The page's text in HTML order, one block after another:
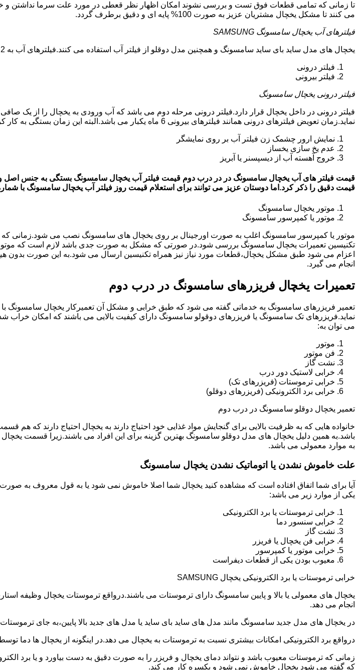
تا زمانی که تمامی قطعات فوق تست و بررسی نشوند امکان اظهار نظر قعطی در مورد علت سرما نداشتن و
می کنند تا مشکل یخچال مشتریان عزیز به صورت 100% پایه ای و دقیق برطرف گردد.
فیلترهای آب یخچال سامسونگ SAMSUNG
یخچال های مدل ساید بای ساید سامسونگ و همچنین مدل دوقلو از فیلتر آب استفاده می کنند.فیلترهای آب به 2 صورت وجود دارد:
فیلتر درونی
فیلتر بیرونی
فیلتر درونی یخچال سامسونگ
فیلتر درونی در داخل یخچال قرار دارد.فیلتر درونی مرحله دوم می باشد که آب ورودی به یخچال را از یک
نماید.زمان تعویض فیلترهای درونی همانند فیلترهای بیرونی 6 ماه یکبار می باشد.البته این زمان بستگی به کار کردن یا نکردن یخچال دارد.زمانی که فیلترهای آب نیاز به تعویض داشته باشند:
نمایش ارور چشمک زن فیلتر آب بر روی نمایشگر
عدم یخ سازی یخساز
خروج آهسته آب از دیسپسنر یا آبریز
قیمت دقیق را ذکر کرد.اما دوستان عزیز می توانند برای استعلام قیمت روز فیلتر آب یخچال سامسونگ با شماره تلفن 09194828760 تماس
موتور یخچال سامسونگ
موتور یا کمپرسور سامسونگ
موتور یا کمپرسور سامسونگ اغلب به صورت اورجینال بر روی یخچال های سامسونگ نصب می شود.زمانی
تکنیسین تعمیرات یخچال سامسونگ بررسی شود.در صورتی که مشکل به صورت جدی باشد لازم است که
اعزام می شود طبق مشکل یخچال،قطعات مورد نیاز نیز همراه تکنیسین ارسال می شود.به این صورت
انجام می گیرد.
تعمیرات یخچال فریزرهای سامسونگ در درب دوم
تعمیر فریزرهای سامسونگ به خدماتی گفته می شود که طبق خرابی و مشکل آن تعمیرکار یخچال سامسونگ
نماید.فریزرهای تک سامسونگ یا فریزرهای دوقولو سامسونگ دارای کیفیت بالایی می باشند که امکان
می توان به:
موتور
فن موتور
نشت گاز
خرابی لاستیک دور درب
خرابی ترموستات (فریزرهای تک)
خرابی برد الکترونیکی (فریزرهای دوقلو)
تعمیر یخچال دوقلو سامسونگ در درب دوم
خانواده هایی که به ظرفیت بالایی برای گنجایش مواد غذایی خود احتیاج دارند به یخچال احتیاج دارند که
باشد.به همین دلیل یخچال های مدل دوقلو سامسونگ بهترین گزینه برای این افراد می باشند.زیرا قسمت
به موارد معمولی می باشد.
علت خاموش نشدن یا اتوماتیک نشدن یخچال سامسونگ
آیا برای شما اتفاق افتاده است که مشاهده کنید یخچال شما اصلا خاموش نمی شود یا به قول معروف به
یکی از موارد زیر می باشد:
خرابی ترموستات یا برد الکترونیکی
خرابی سنسور دما
نشت گاز
خرابی فن یخچال یا فریزر
خرابی موتور یا کمپرسور
معیوب بودن یکی از قطعات دیفراست
خرابی ترموستات یا برد الکترونیکی یخچال SAMSUNG
یخچال های معمولی یا بالا و پایین سامسونگ دارای ترموستات می باشند.درواقع ترموستات یخچال وظیفه
انجام می دهد.
در یخچال های مدل جدید سامسونگ مانند مدل های ساید بای ساید یا مدل های جدید بالا پایین،به جای
درواقع برد الکترونیکی امکانات بیشتری نسبت به ترموستات به یخچال می دهد.در اینگونه از یخچال ها
زمانی که ترموستات معیوب باشد و نتواند دمای یخچال و فریزر را به صورت دقیق به دست بیاورد و یا برد
که گفته می شود یخچال خاموش نمی شود و یکسره کار می کند.